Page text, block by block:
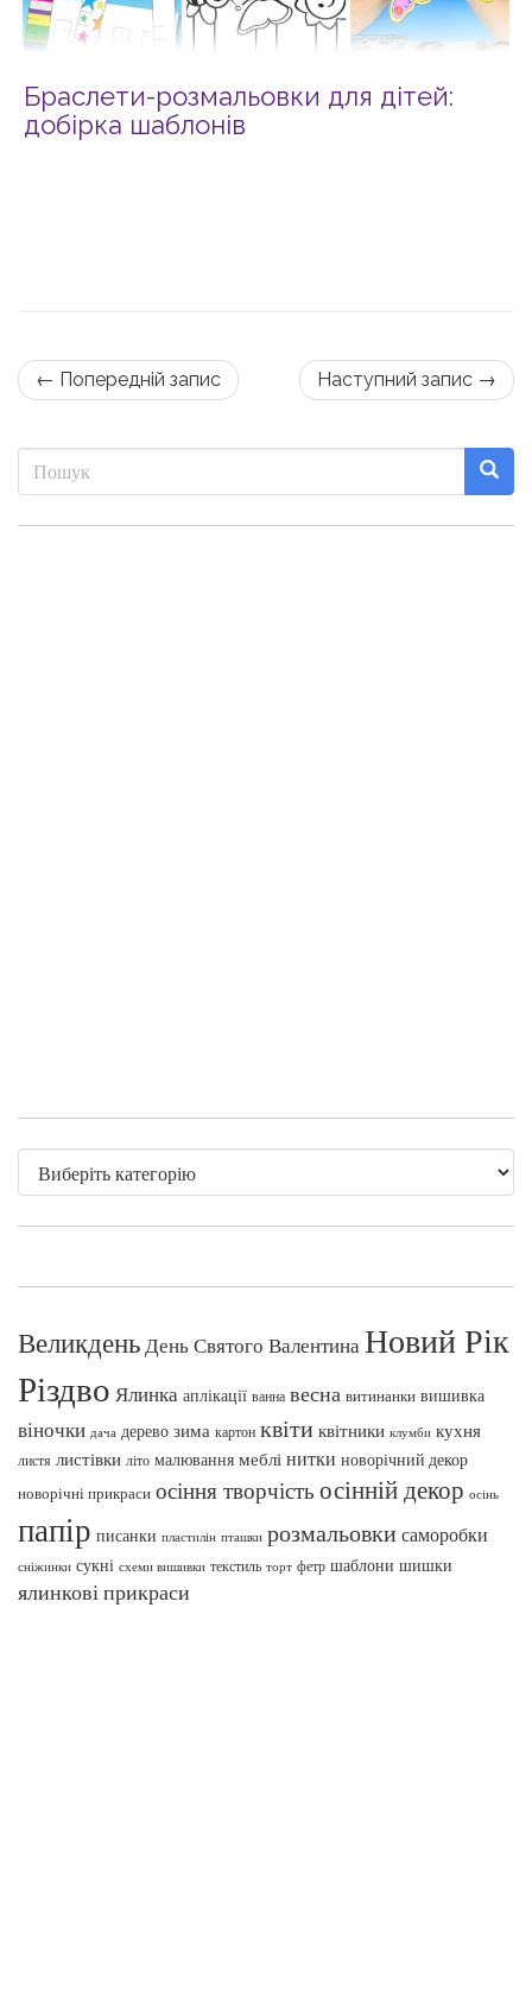
Браслети-розмальовки для дітей:
добірка шаблонів
← Попередній запис Наступний запис →
ВеликденьДень Святого ВалентинаНовий Рік
Різдво Ялинка аплікації ванна весна витинанки вишивка
віночки дача дерево зима картон квіти квітники клумби кухня
листя листівки літо малювання меблі нитки новорічний декор
новорічні прикраси осіння творчість осінній декор осінь
папір писанки пластилін пташки розмальовки саморобки
сніжинки сукні схеми вишивки текстиль торт фетр шаблони шишки
ялинкові прикраси